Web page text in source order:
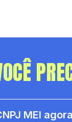
MEI agora